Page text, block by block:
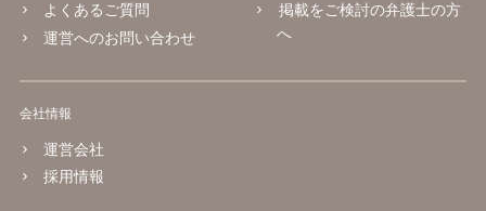
よくあるご質問
運営へのお問い合わせ
掲載をご検討の弁護士の方
へ
会社情報
運営会社
採用情報